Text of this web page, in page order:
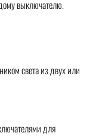
выключателю.
света из двух или
для